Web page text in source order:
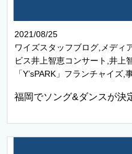
2021/08/25
ワイズスタッフブログ,メディ
ビス井上智恵コンサート,井上
「Y’sPARK」フランチャイズ
福岡でソング&ダンスが決